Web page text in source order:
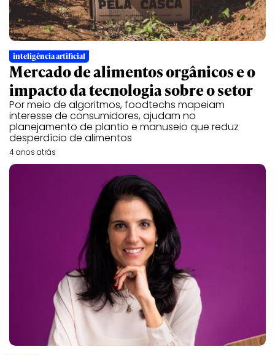
inteligência artificial
Mercado de alimentos orgânicos e o
impacto da tecnologia sobre o setor
Por meio de algoritmos, foodtechs mapeiam
interesse de consumidores, ajudam no
planejamento de plantio e manuseio que reduz
desperdício de alimentos
4 anos atrás